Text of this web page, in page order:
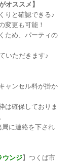
オススメ】
りと確認できる♪
変更も可能！
ため、パーティの
いただきます♪
ャンセル料が掛か
は確保しておりま
局に連絡を下され
ウンジ】つくば市